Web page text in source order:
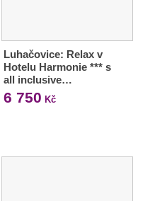
Luhačovice: Relax v
Hotelu Harmonie *** s
all inclusive…
6 750 Kč